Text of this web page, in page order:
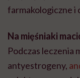
farmakologiczne i
Na mięśniaki
Podczas leczenia
antyestrogeny,